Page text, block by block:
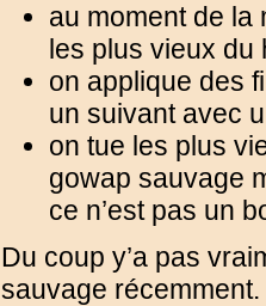
au moment de la
les plus vieux du
on applique des
un suivant avec
on tue les plus
gowap sauvage
ce n’est pas un
Du coup y’a pas
sauvage